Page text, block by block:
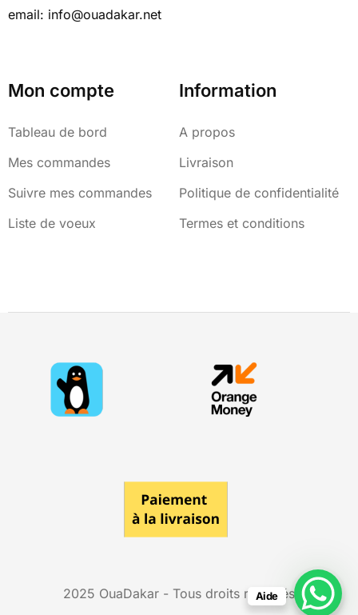
email: info@ouadakar.net
Mon compte
Tableau de bord
Mes commandes
Suivre mes commandes
Liste de voeux
Information
A propos
Livraison
Politique de confidentialité
Termes et conditions
2025 OuaDakar - Tous droits réservés
Aide